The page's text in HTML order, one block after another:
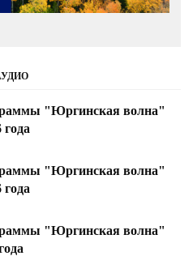
"Юргинская волна"
года
"Юргинская волна"
года
"Юргинская волна"